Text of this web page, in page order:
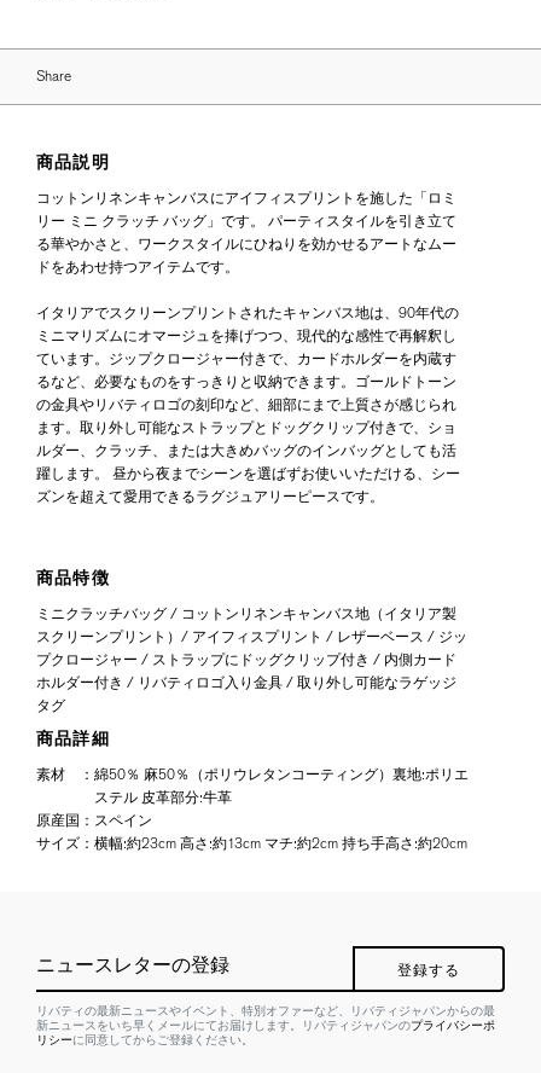
Share
商品説明
コットンリネンキャンバスにアイフィスプリントを施した「ロミ
リー ミニ クラッチ バッグ」です。 パーティスタイルを引き立て
る華やかさと、ワークスタイルにひねりを効かせるアートなムー
ドをあわせ持つアイテムです。
イタリアでスクリーンプリントされたキャンバス地は、90年代の
ミニマリズムにオマージュを捧げつつ、現代的な感性で再解釈し
ています。ジップクロージャー付きで、カードホルダーを内蔵す
るなど、必要なものをすっきりと収納できます。ゴールドトーン
の金具やリバティロゴの刻印など、細部にまで上質さが感じられ
ます。取り外し可能なストラップとドッグクリップ付きで、ショ
ルダー、クラッチ、または大きめバッグのインバッグとしても活
躍します。 昼から夜までシーンを選ばずお使いいただける、シー
ズンを超えて愛用できるラグジュアリーピースです。
商品特徴
ミニクラッチバッグ / コットンリネンキャンバス地（イタリア製
スクリーンプリント）/ アイフィスプリント / レザーベース / ジッ
プクロージャー / ストラップにドッグクリップ付き / 内側カード
ホルダー付き / リバティロゴ入り金具 / 取り外し可能なラゲッジ
タグ
商品詳細
素材 ： 綿50％ 麻50％（ポリウレタンコーティング）裏地:ポリエ
ステル 皮革部分:牛革
原産国 ： スペイン
サイズ ： 横幅:約23cm 高さ:約13cm マチ:約2cm 持ち手高さ:約20cm
ニュースレターの登録 登録する
リバティの最新ニュースやイベント、特別オファーなど、リバティジャパンからの最
新ニュースをいち早くメールにてお届けします。リバティジャパンのプライバシーポ
リシーに同意してからご登録ください。